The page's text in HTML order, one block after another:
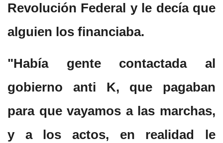
Revolución Federal y le decía que
alguien los financiaba.
"Había gente contactada al
gobierno anti K, que pagaban
para que vayamos a las marchas,
y a los actos, en realidad le